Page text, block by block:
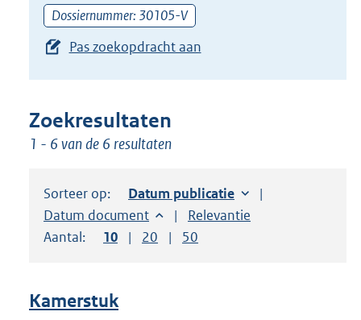
beneden
toets
suggesties.
Druk
om
uw
Dossiernummer: 30105-V
Pas zoekopdracht aan
Zoekresultaten
1 - 6 van de 6 resultaten
Sorteer op: Sorteer op:
Datum publicatie
Sorteer op:
Datum document Sorteer op:
Relevantie
Aantal:
Toon
10 resultaten per pagina
Toon
20 resultaten per pagina
Toon
50
Kamerstuk